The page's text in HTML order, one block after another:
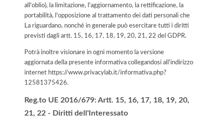
all'oblio), la limitazione, l'aggiornamento, la rettificazione, la
portabilità, l'opposizione al trattamento dei dati personali che
La riguardano, nonché in generale può esercitare tutti i diritti
previsti dagli artt. 15, 16, 17, 18, 19, 20, 21, 22 del GDPR.
Potrà inoltre visionare in ogni momento la versione
aggiornata della presente informativa collegandosi all'indirizzo
internet https://www.privacylab.it/informativa.php?
12581375426.
Reg.to UE 2016/679: Artt. 15, 16, 17, 18, 19, 20,
21, 22 - Diritti dell'Interessato